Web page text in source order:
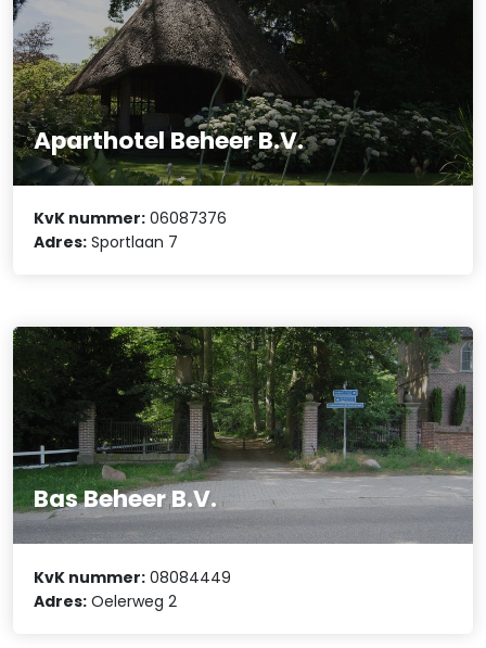
Aparthotel Beheer B.V.
KvK nummer: 06087376
Adres: Sportlaan 7
Bas Beheer B.V.
KvK nummer: 08084449
Adres: Oelerweg 2